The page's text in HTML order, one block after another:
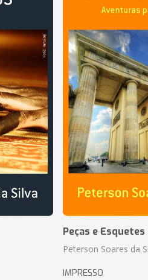
Peças e
Peterson Soares da
IMPRESSO